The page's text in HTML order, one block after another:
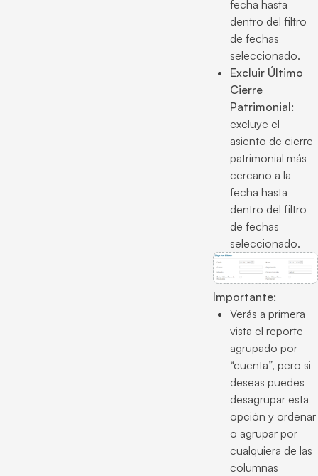
fecha hasta
dentro del filtro
de fechas
seleccionado.
Excluir Último
Cierre
Patrimonial:
excluye el
asiento de cierre
patrimonial más
cercano a la
fecha hasta
dentro del filtro
de fechas
seleccionado.
Importante:
Verás a primera
vista el reporte
agrupado por
“cuenta”, pero si
deseas puedes
desagrupar esta
opción y ordenar
o agrupar por
cualquiera de las
columnas